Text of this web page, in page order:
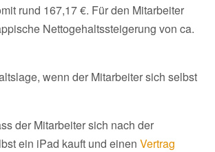
rund 167,17 €. Für den Mitarbeiter
Nettogehaltssteigerung von ca.
wenn der Mitarbeiter sich selbst
der Mitarbeiter sich nach der
ein iPad kauft und einen Vertrag